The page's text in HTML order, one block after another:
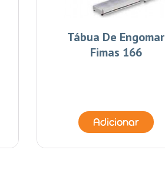
Tábua De Engomar
Fimas 166
Adicionar